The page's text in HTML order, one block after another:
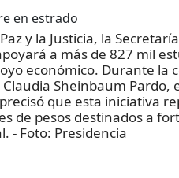
y la Justicia, la
a más de 827 mil
económico. Durante la
Sheinbaum Pardo,
que esta iniciativa
de pesos destinados a
- Foto: Presidencia